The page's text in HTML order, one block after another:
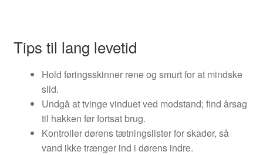
Tips til lang levetid
Hold føringsskinner rene og smurt for at mindske
slid.
Undgå at tvinge vinduet ved modstand; find årsag
til hakken før fortsat brug.
Kontroller dørens tætningslister for skader, så
vand ikke trænger ind i dørens indre.